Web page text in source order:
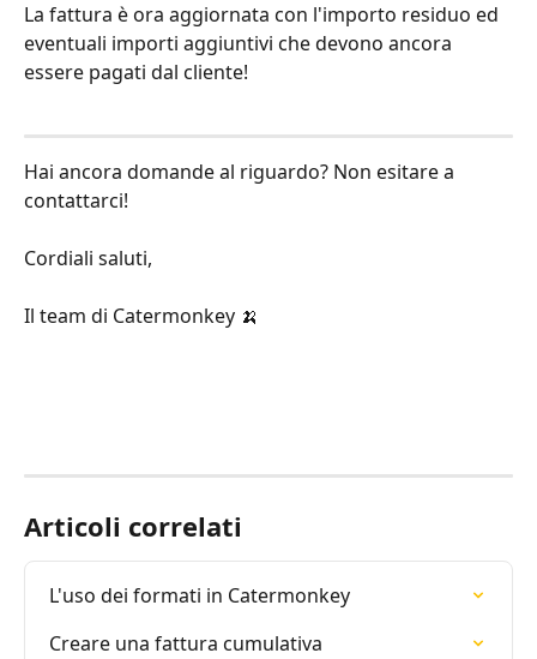
La fattura è ora aggiornata con l'importo residuo ed
eventuali importi aggiuntivi che devono ancora
essere pagati dal cliente!
Hai ancora domande al riguardo? Non esitare a
contattarci!
Cordiali saluti,
Il team di Catermonkey 🍌
Articoli correlati
L'uso dei formati in Catermonkey
Creare una fattura cumulativa